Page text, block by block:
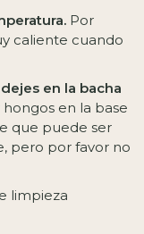
Por
caliente cuando
en la bacha
en la base
que puede ser
pero por favor no
limpieza